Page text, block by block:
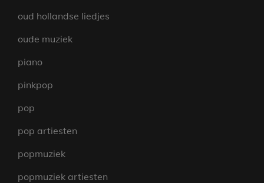
oud hollandse liedjes
oude muziek
piano
pinkpop
pop
pop artiesten
popmuziek
popmuziek artiesten